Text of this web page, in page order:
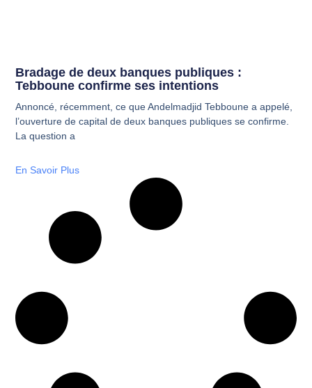
Bradage de deux banques publiques :
Tebboune confirme ses intentions
Annoncé, récemment, ce que Andelmadjid Tebboune a appelé,
l’ouverture de capital de deux banques publiques se confirme.
La question a
En Savoir Plus